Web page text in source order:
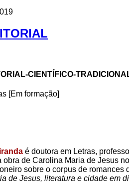
CIENTÍFICO-
[Em formação]
é doutora em Letras,
obra de Carolina Maria de Jesus
sobre o corpus de
de Jesus, literatura e cidade em